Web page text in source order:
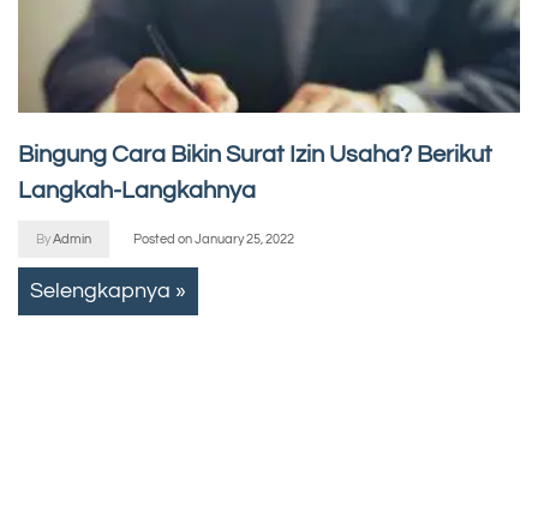
Bingung Cara Bikin Surat Izin Usaha? Berikut
Langkah-Langkahnya
ByAdmin Posted onJanuary 25, 2022
Selengkapnya »